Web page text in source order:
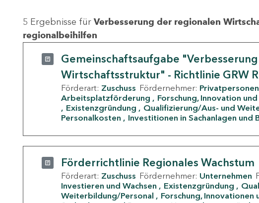
5 Ergebnisse für Verbesserung der regionalen
regionalbeihilfen
Gemeinschaftsaufgabe
Wirtschaftsstruktur" - Richtlinie GRW
Förderart: Zuschuss Fördernehmer: Privatpersonen
Arbeitsplatzförderung
Forschung, Innovation
Existenzgründung
Qualifizierung/Aus- und
Personalkosten
Investitionen in Sachanlagen und
Förderrichtlinie Regionales Wachstum
Förderart: Zuschuss Fördernehmer: Unternehmen
Investieren und Wachsen
Existenzgründung
Weiterbildung/Personal
Forschung, Innovationen